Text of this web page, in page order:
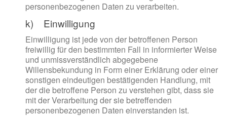
personenbezogenen Daten zu verarbeiten.
k) Einwilligung
Einwilligung ist jede von der betroffenen Person
freiwillig für den bestimmten Fall in informierter Weise
und unmissverständlich abgegebene
Willensbekundung in Form einer Erklärung oder einer
sonstigen eindeutigen bestätigenden Handlung, mit
der die betroffene Person zu verstehen gibt, dass sie
mit der Verarbeitung der sie betreffenden
personenbezogenen Daten einverstanden ist.